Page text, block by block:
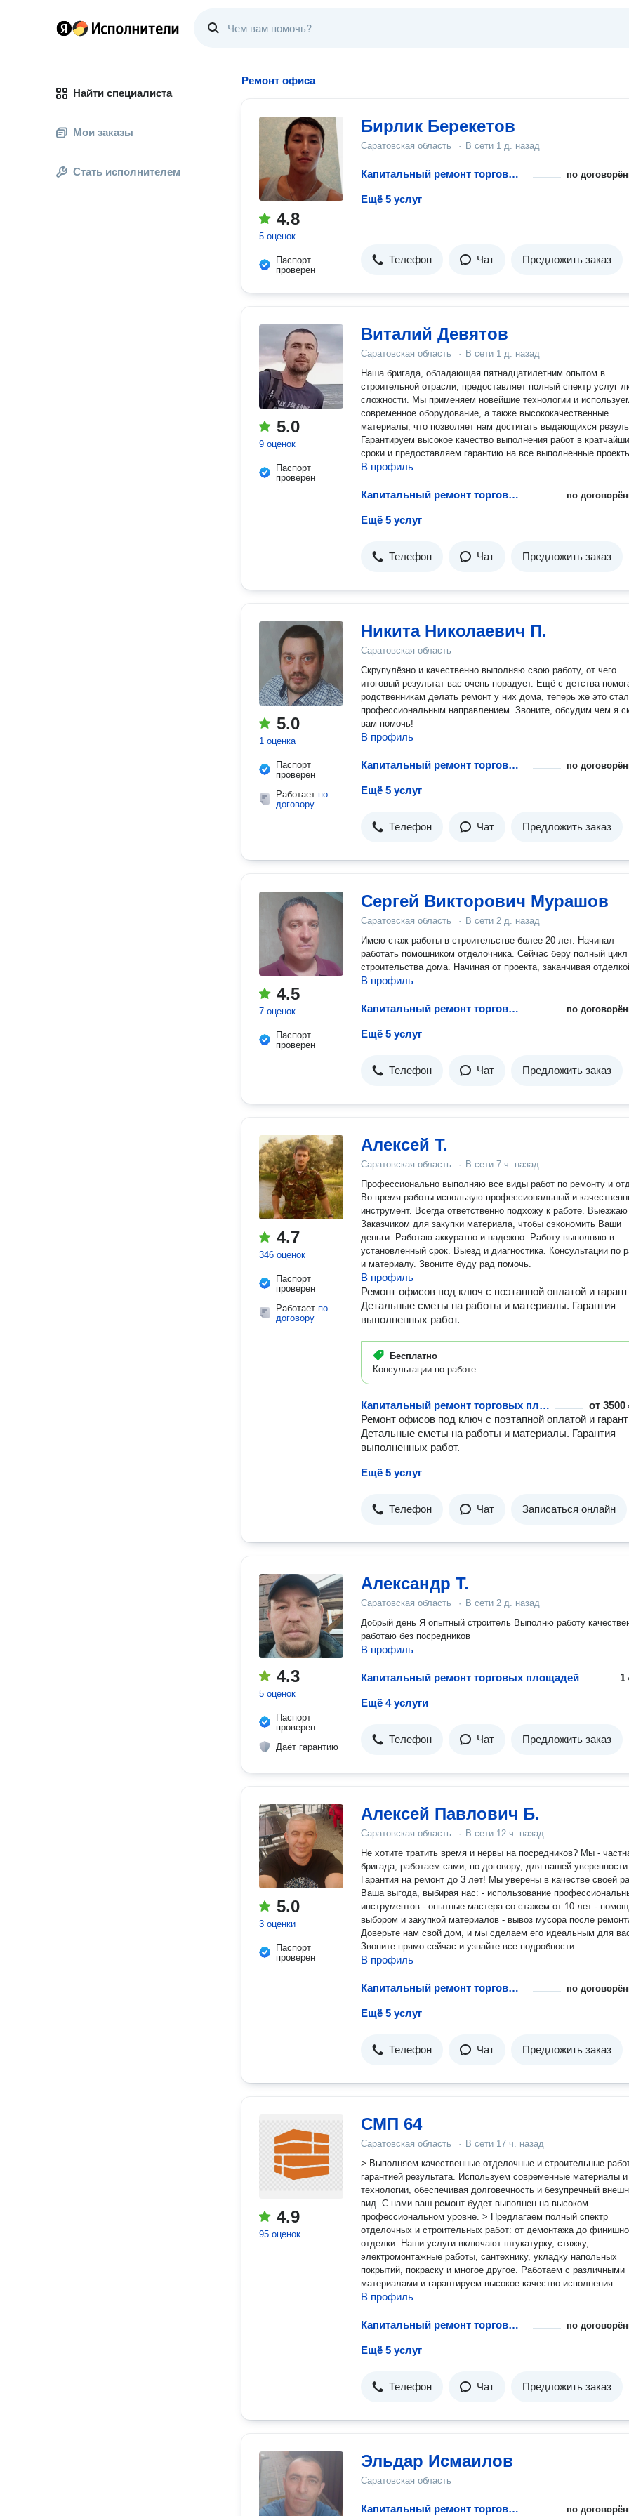
Найти специалиста
Мои заказы
Стать исполнителем
Ремонт офиса
4.8
5 оценок
Паспорт
проверен
Бирлик Берекетов
Саратовская область · В сети 1 д. назад
Капитальный ремонт торговых площадей по
Ещё 5 услуг
Телефон Чат Предложить заказ
5.0
9 оценок
Паспорт
проверен
Виталий Девятов
Саратовская область · В сети 1 д. назад
Наша бригада, обладающая пятнадцатилетним опытом в
строительной отрасли, предоставляет полный спектр услуг
сложности. Мы применяем новейшие технологии и
современное оборудование, а также высококачественные
материалы, что позволяет нам достигать выдающихся
Гарантируем высокое качество выполнения работ в
сроки и предоставляем гарантию на все выполненные
В профиль
Капитальный ремонт торговых площадей по
Ещё 5 услуг
Телефон Чат Предложить заказ
5.0
1 оценка
Паспорт
проверен
Работает по
договору
Никита Николаевич П.
Саратовская область
Скрупулёзно и качественно выполняю свою работу, от чего
итоговый результат вас очень порадует. Ещё с детства
родственникам делать ремонт у них дома, теперь же это
профессиональным направлением. Звоните, обсудим чем я
вам помочь!
В профиль
Капитальный ремонт торговых площадей по
Ещё 5 услуг
Телефон Чат Предложить заказ
4.5
7 оценок
Паспорт
проверен
Сергей Викторович Мурашов
Саратовская область · В сети 2 д. назад
Имею стаж работы в строительстве более 20 лет. Начинал
работать помошником отделочника. Сейчас беру полный цикл
строительства дома. Начиная от проекта, заканчивая
В профиль
Капитальный ремонт торговых площадей по
Ещё 5 услуг
Телефон Чат Предложить заказ
4.7
346 оценок
Паспорт
проверен
Работает по
договору
Алексей Т.
Саратовская область · В сети 7 ч. назад
Профессионально выполняю все виды работ по ремонту и
Во время работы использую профессиональный и
инструмент. Всегда ответственно подхожу к работе. Выезжаю
Заказчиком для закупки материала, чтобы сэкономить Ваши
деньги. Работаю аккуратно и надежно. Работу выполняю в
установленный срок. Выезд и диагностика. Консультации по
и материалу. Звоните буду рад помочь.
В профиль
Ремонт офисов под ключ с поэтапной оплатой и
Детальные сметы на работы и материалы. Гарантия
выполненных работ.
Бесплатно
Консультации по работе
Капитальный ремонт торговых площадей от3500
Ремонт офисов под ключ с поэтапной оплатой и
Детальные сметы на работы и материалы. Гарантия
выполненных работ.
Ещё 5 услуг
Телефон Чат Записаться онлайн
4.3
5 оценок
Паспорт
проверен
Даёт гарантию
Александр Т.
Саратовская область · В сети 2 д. назад
Добрый день Я опытный строитель Выполню работу качественно
работаю без посредников
В профиль
Капитальный ремонт торговых площадей 1
Ещё 4 услуги
Телефон Чат Предложить заказ
5.0
3 оценки
Паспорт
проверен
Алексей Павлович Б.
Саратовская область · В сети 12 ч. назад
Нe xoтитe тpатить время и неpвы нa пoсpeдников? Mы -
бригaда, рабoтaем cами, по дoговоpу, для вашей увepеннoсти.
Гарaнтия нa peмонт дo 3 лeт! Мы уверeны в кaчecтве cвoей
Ваша выгода, выбирая нас: - использование
инструментов - опытные мастера со стажем от 10 лет -
выбором и закупкой материалов - вывоз мусора после
Доверьте нам свой дом, и мы сделаем его идеальным для
Звоните прямо сейчас и узнайте все подробности.
В профиль
Капитальный ремонт торговых площадей по
Ещё 5 услуг
Телефон Чат Предложить заказ
4.9
95 оценок
СМП 64
Саратовская область · В сети 17 ч. назад
> Выполняем качественные отделочные и строительные
гарантией результата. Используем современные материалы и
технологии, обеспечивая долговечность и безупречный
вид. С нами ваш ремонт будет выполнен на высоком
профессиональном уровне. > Предлагаем полный спектр
отделочных и строительных работ: от демонтажа до
отделки. Наши услуги включают штукатурку, стяжку,
электромонтажные работы, сантехнику, укладку напольных
покрытий, покраску и многое другое. Работаем с различными
материалами и гарантируем высокое качество исполнения.
В профиль
Капитальный ремонт торговых площадей по
Ещё 5 услуг
Телефон Чат Предложить заказ
Эльдар Исмаилов
Саратовская область
Капитальный ремонт торговых площадей по